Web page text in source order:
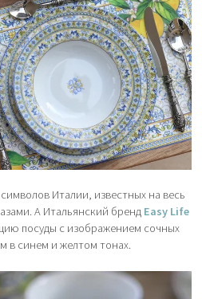
Италии, известных на весь
А Итальянский бренд Easy Life
посуды с изображением сочных
в синем и желтом тонах.